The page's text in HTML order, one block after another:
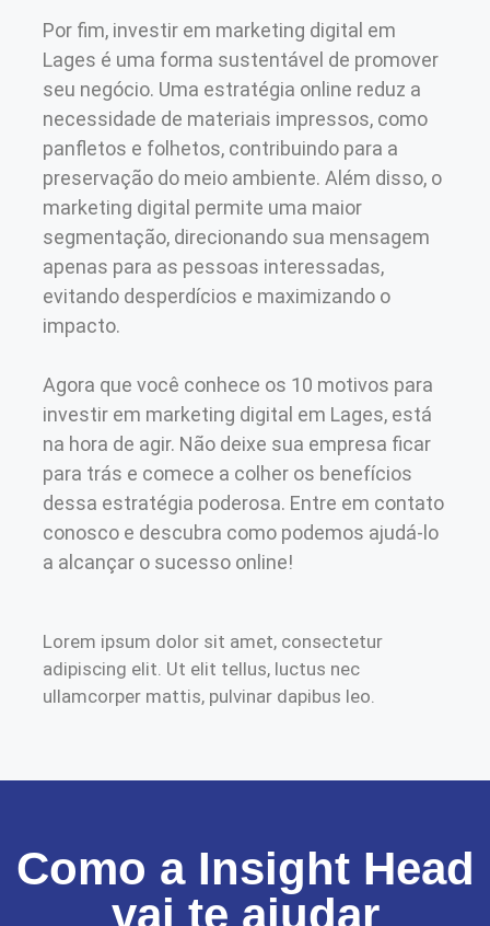
Por fim, investir em marketing digital em
Lages é uma forma sustentável de promover
seu negócio. Uma estratégia online reduz a
necessidade de materiais impressos, como
panfletos e folhetos, contribuindo para a
preservação do meio ambiente. Além disso, o
marketing digital permite uma maior
segmentação, direcionando sua mensagem
apenas para as pessoas interessadas,
evitando desperdícios e maximizando o
impacto.
Agora que você conhece os 10 motivos para
investir em marketing digital em Lages, está
na hora de agir. Não deixe sua empresa ficar
para trás e comece a colher os benefícios
dessa estratégia poderosa. Entre em contato
conosco e descubra como podemos ajudá-lo
a alcançar o sucesso online!
Lorem ipsum dolor sit amet, consectetur
adipiscing elit. Ut elit tellus, luctus nec
ullamcorper mattis, pulvinar dapibus leo.
Como a Insight Head
vai te ajudar